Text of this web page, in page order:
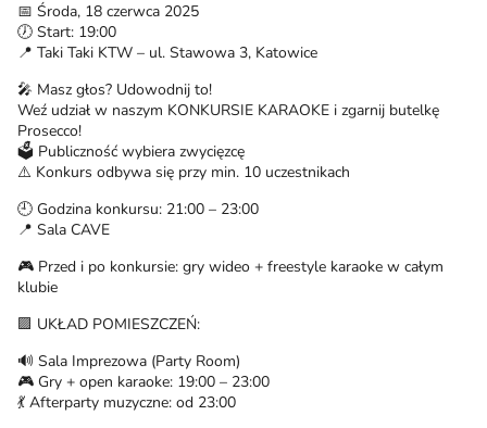
📅 Środa, 18 czerwca 2025
🕖 Start: 19:00
📍 Taki Taki KTW – ul. Stawowa 3, Katowice
🎤 Masz głos? Udowodnij to!
Weź udział w naszym KONKURSIE KARAOKE i zgarnij butelkę
Prosecco!
🗳️ Publiczność wybiera zwycięzcę
⚠️ Konkurs odbywa się przy min. 10 uczestnikach
🕘 Godzina konkursu: 21:00 – 23:00
📍 Sala CAVE
🎮 Przed i po konkursie: gry wideo + freestyle karaoke w całym
klubie
🟪 UKŁAD POMIESZCZEŃ:
🔊 Sala Imprezowa (Party Room)
🎮 Gry + open karaoke: 19:00 – 23:00
💃 Afterparty muzyczne: od 23:00